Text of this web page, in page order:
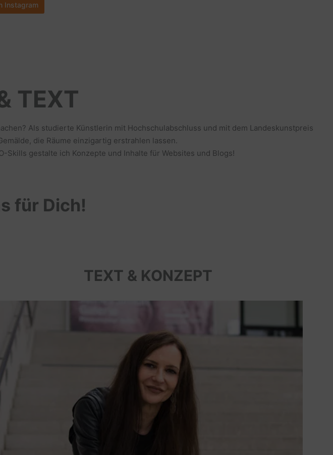
Instagram
TEXT
Als studierte Künstlerin mit Hochschulabschluss und mit dem Landeskunstpreis
die Räume einzigartig erstrahlen lassen.
gestalte ich Konzepte und Inhalte für Websites und Blogs!
für Dich!
TEXT & KONZEPT